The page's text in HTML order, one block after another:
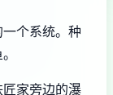
个系统。种
家旁边的瀑